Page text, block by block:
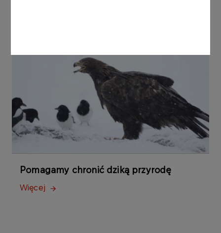
Pomagamy chronić dziką przyrodę
Więcej